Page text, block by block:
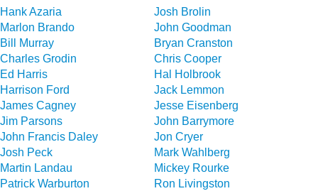
Hank Azaria
Josh Brolin
Marlon Brando
John Goodman
Bill Murray
Bryan Cranston
Charles Grodin
Chris Cooper
Ed Harris
Hal Holbrook
Harrison Ford
Jack Lemmon
James Cagney
Jesse Eisenberg
Jim Parsons
John Barrymore
John Francis Daley
Jon Cryer
Josh Peck
Mark Wahlberg
Martin Landau
Mickey Rourke
Patrick Warburton
Ron Livingston